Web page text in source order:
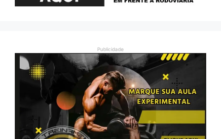
Publicidade